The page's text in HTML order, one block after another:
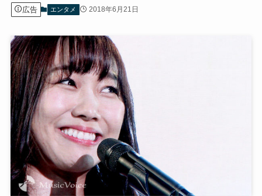
広告 エンタメ 2018年6月21日